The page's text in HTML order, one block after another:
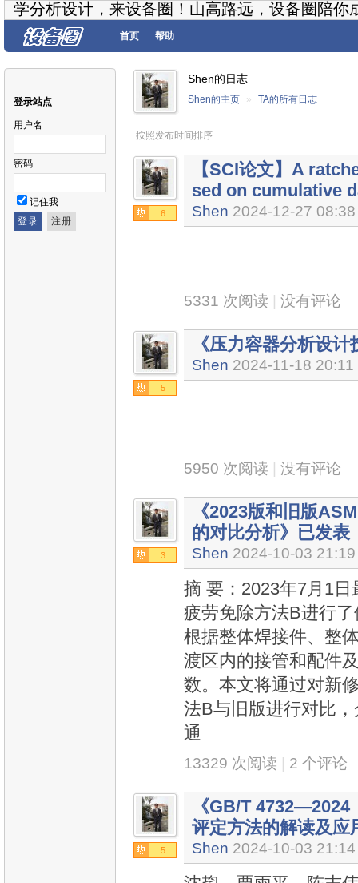
学分析设计，来设备圈！山高路远，设备圈陪你
首页 帮助
登录站点
用户名
密码
记住我
Shen的日志
Shen的主页 » TA的所有日志
按照发布时间排序
6
【SCI论文】A
sed on cumulative
Shen 2024-12-27 08:38
5331 次阅读 没有评论
5
《压力容器分析设
Shen 2024-11-18 20:11
5950 次阅读 没有评论
3
《2023版和旧版
的对比分析》已发表
Shen 2024-10-03 21:19
摘 要：2023年7月1
疲劳免除方法B进行
根据整体焊接件、整
渡区内的接管和配件
数。本文将通过对新
法B与旧版进行对比
通
13329 次阅读 2 个评论
5
《GB/T
评定方法的解读及应
Shen 2024-10-03 21:14